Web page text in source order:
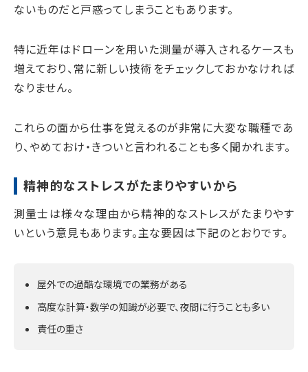
ないものだと戸惑ってしまうこともあります。
特に近年はドローンを用いた測量が導入されるケースも
増えており、常に新しい技術をチェックしておかなければ
なりません。
これらの面から仕事を覚えるのが非常に大変な職種であ
り、やめておけ・きついと言われることも多く聞かれます。
精神的なストレスがたまりやすいから
測量士は様々な理由から精神的なストレスがたまりやす
いという意見もあります。主な要因は下記のとおりです。
屋外での過酷な環境での業務がある
高度な計算・数学の知識が必要で、夜間に行うことも多い
責任の重さ